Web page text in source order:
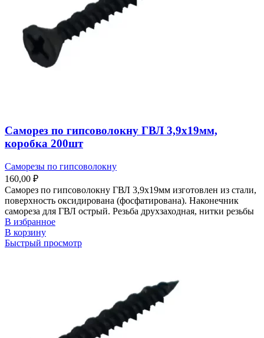
Саморез по гипсоволокну ГВЛ 3,9х19мм,
коробка 200шт
Саморезы по гипсоволокну
160,00 ₽
Саморез по гипсоволокну ГВЛ 3,9х19мм изготовлен из стали,
поверхность оксидирована (фосфатирована). Наконечник
самореза для ГВЛ острый. Резьба друхзаходная, нитки резьбы
В избранное
В корзину
Быстрый просмотр